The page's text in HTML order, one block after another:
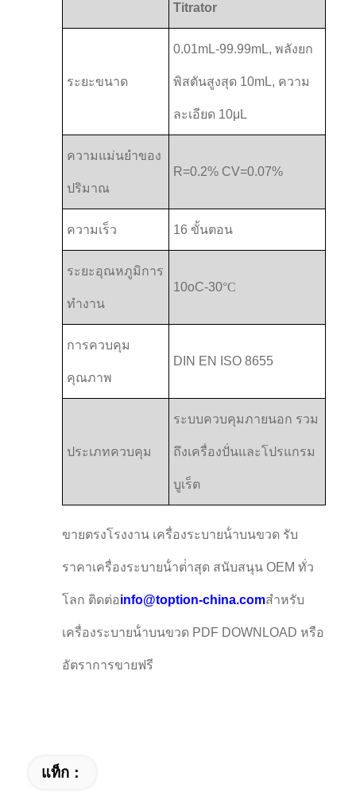
Titrator
ระยะขนาด
0.01mL-99.99mL, พลังยก
พิสตันสูงสุด 10mL, ความ
ละเอียด 10μL
ความแม่นยําของ
ปริมาณ
R=0.2% CV=0.07%
ความเร็ว 16 ขั้นตอน
ระยะอุณหภูมิการ
ทํางาน
10oC-30°C
การควบคุม
คุณภาพ
DIN EN ISO 8655
ประเภทควบคุม
ระบบควบคุมภายนอก รวม
ถึงเครื่องปั่นและโปรแกรม
บูเร็ต
ขายตรงโรงงาน เครื่องระบายน้ําบนขวด รับ
ราคาเครื่องระบายน้ําต่ําสุด สนับสนุน OEM ทั่ว
โลก ติดต่อinfo@toption-china.comสําหรับ
เครื่องระบายน้ําบนขวด PDF DOWNLOAD หรือ
อัตราการขายฟรี
แท็ก：